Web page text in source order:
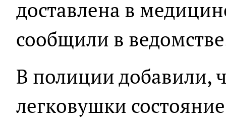
доставлена в
сообщили в
В полиции добавили,
легковушки